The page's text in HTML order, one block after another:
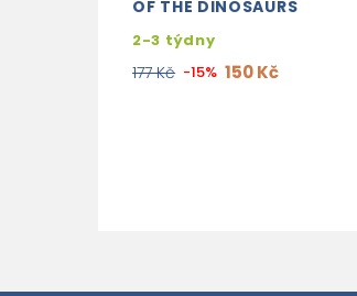
OF THE DINOSAURS
2-3 týdny
177 Kč -15% 150 Kč